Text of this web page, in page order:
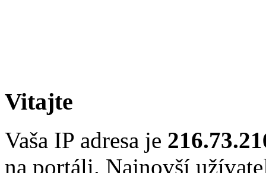
Vitajte
Vaša IP adresa je
na portáli. Najnovší